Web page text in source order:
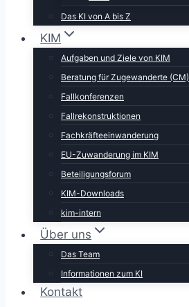
Das KI von A bis Z
KIM
Aufgaben und Ziele von KIM
Beratung für Zugewanderte (CM)
Fallkonferenzen
Fallrekonstruktionen
Fachkräfteeinwanderung
EU-Zuwanderung im KIM
Beteiligungsforum
KIM-Downloads
kim-intern
Über uns
Das Team
Informationen zum KI
Kontakt